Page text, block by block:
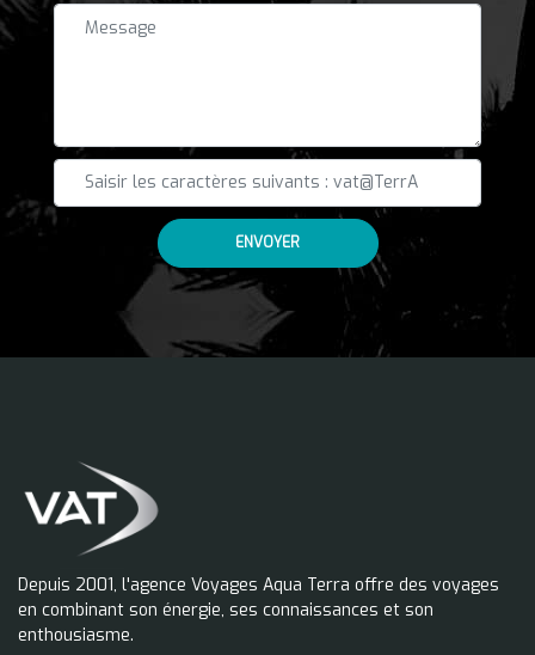
ENVOYER
Depuis 2001, l'agence Voyages Aqua Terra offre des voyages
en combinant son énergie, ses connaissances et son
enthousiasme.